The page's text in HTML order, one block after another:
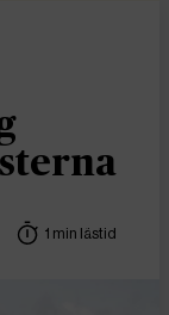
1 min lästid